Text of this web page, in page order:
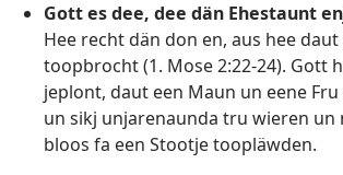
Gott es dee, dee dän Ehestaunt
Hee recht dän don en, aus hee daut
toopbrocht (1. Mose 2:22-24). Gott
jeplont, daut een Maun un eene
un sikj unjarenaunda tru wieren un
bloos fa een Stootje toopläwden.